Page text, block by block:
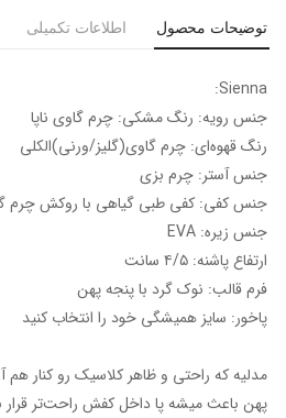
توضیحات محصول اطلاعات تکمیلی
Sienna:
جنس رویه: رنگ مشکی: چرم گاوی ناپا
رنگ قهوه‌ای: چرم گاوی(گلیز/ورنی)الکلی
جنس آستر: چرم بزی
جنس کفی: کفی طبی گیاهی با روکش چرم
جنس زیره: EVA
ارتفاع پاشنه: ۴/۵ سانت
فرم قالب: نوک گرد‌ با پنجه پهن
پاخور: سایز همیشگی خود را انتخاب کنید
مدلیه که راحتی و ظاهر کلاسیک رو کنار هم